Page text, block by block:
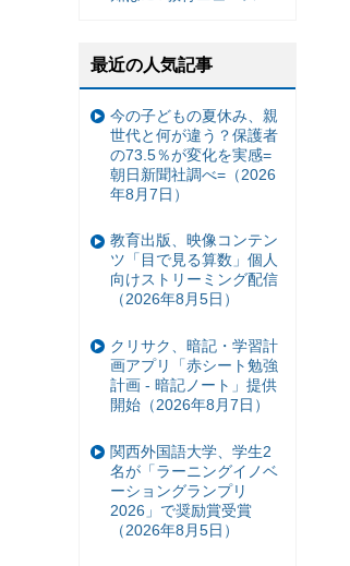
最近の人気記事
今の子どもの夏休み、親
世代と何が違う？保護者
の73.5％が変化を実感=
朝日新聞社調べ=（2026
年8月7日）
教育出版、映像コンテン
ツ「目で見る算数」個人
向けストリーミング配信
（2026年8月5日）
クリサク、暗記・学習計
画アプリ「赤シート勉強
計画 - 暗記ノート」提供
開始（2026年8月7日）
関西外国語大学、学生2
名が「ラーニングイノベ
ーショングランプリ
2026」で奨励賞受賞
（2026年8月5日）